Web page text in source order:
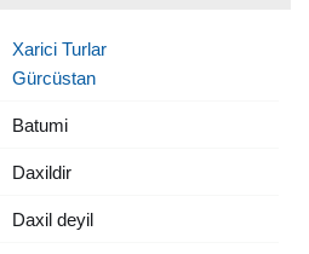
Xarici Turlar
Gürcüstan
Batumi
Daxildir
Daxil deyil